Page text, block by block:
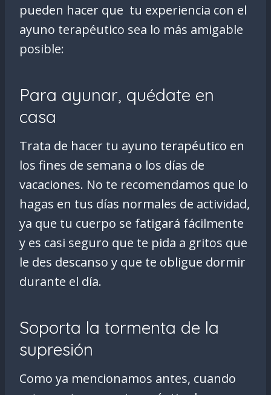
pueden hacer que tu experiencia con el
ayuno terapéutico sea lo más amigable
posible:
Para ayunar, quédate en
casa
Trata de hacer tu ayuno terapéutico en
los fines de semana o los días de
vacaciones. No te recomendamos que lo
hagas en tus días normales de actividad,
ya que tu cuerpo se fatigará fácilmente
y es casi seguro que te pida a gritos que
le des descanso y que te obligue dormir
durante el día.
Soporta la tormenta de la
supresión
Como ya mencionamos antes, cuando